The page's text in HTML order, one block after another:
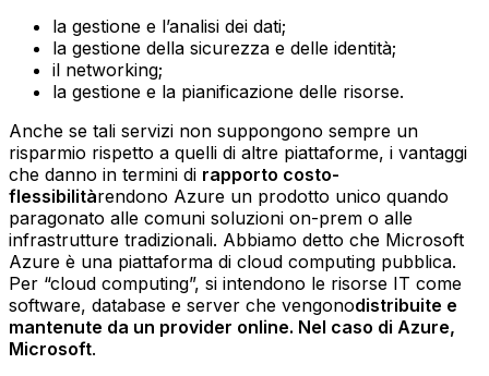
la gestione e l’analisi dei dati;
la gestione della sicurezza e delle identità;
il networking;
la gestione e la pianificazione delle risorse.
Anche se tali servizi non suppongono sempre un
risparmio rispetto a quelli di altre piattaforme, i vantaggi
che danno in termini di rapporto costo-
flessibilitàrendono Azure un prodotto unico quando
paragonato alle comuni soluzioni on-prem o alle
infrastrutture tradizionali. Abbiamo detto che Microsoft
Azure è una piattaforma di cloud computing pubblica.
Per “cloud computing”, si intendono le risorse IT come
software, database e server che vengonodistribuite e
mantenute da un provider online. Nel caso di Azure,
Microsoft.